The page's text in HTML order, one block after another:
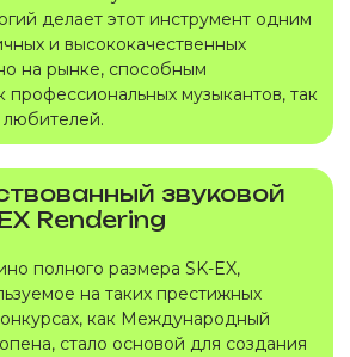
делает этот инструмент одним
и высококачественных
на рынке, способным
профессиональных музыкантов, так
любителей.
звуковой
Rendering
полного размера SK-EX,
на таких престижных
как Международный
стало основой для создания